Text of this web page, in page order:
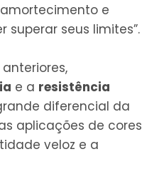
e
seus limites”.
e a resistência
diferencial da
aplicações de cores
veloz e a